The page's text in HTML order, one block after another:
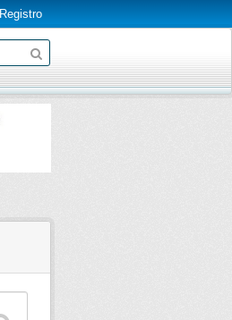
Registro